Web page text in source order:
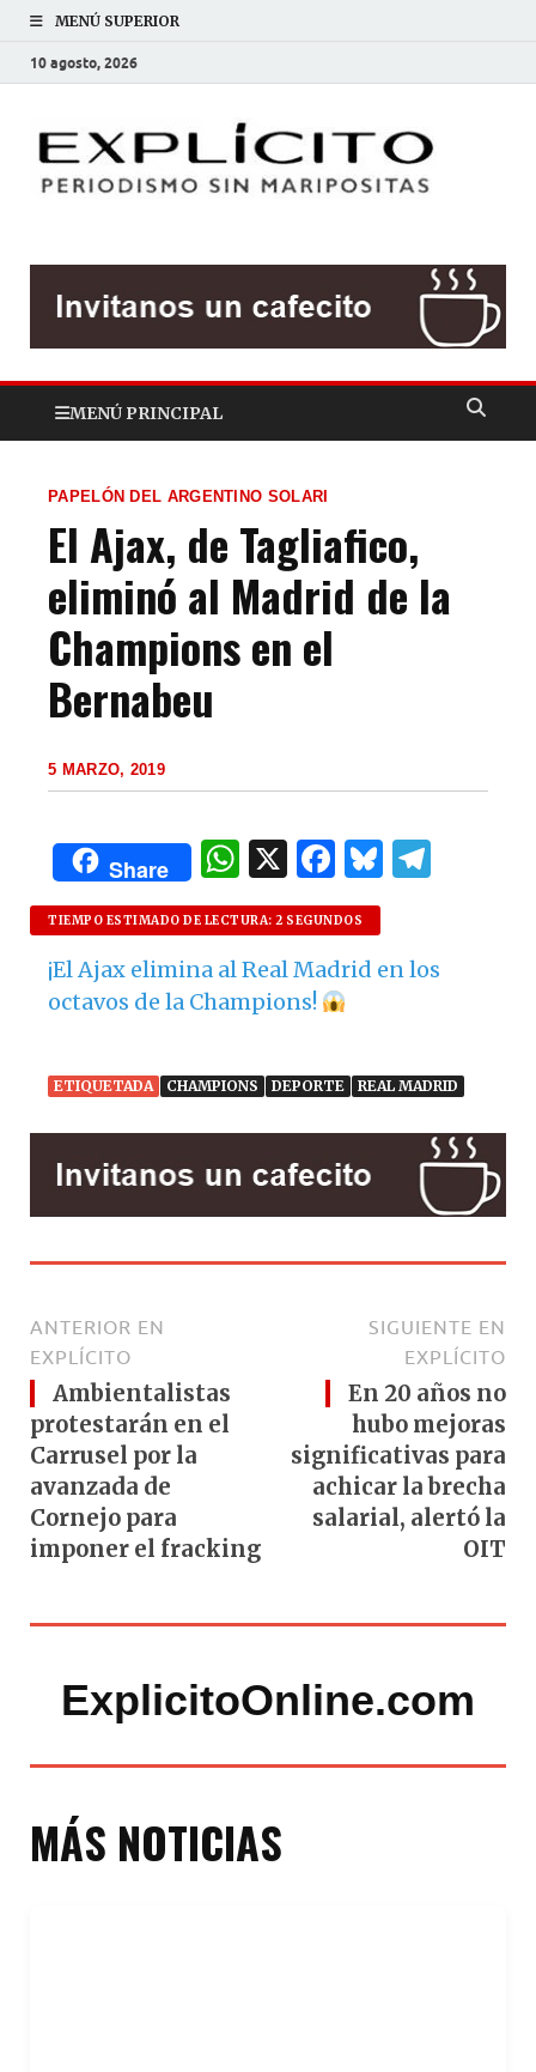
MENÚ SUPERIOR
10 agosto, 2026
MENÚ PRINCIPAL
PAPELÓN DEL ARGENTINO SOLARI
El Ajax, de Tagliafico,
eliminó al Madrid de la
Champions en el
Bernabeu
5 MARZO, 2019
Share
W
h
at
s
A
p
X F
a
c
e
b
o
k
B
k g
TIEMPO ESTIMADO DE LECTURA: 2 SEGUNDOS
¡El Ajax elimina al Real Madrid en los
octavos de la Champions!
ETIQUETADA CHAMPIONS DEPORTE REAL MADRID
ANTERIOR EN
EXPLÍCITO
Ambientalistas
protestarán en el
Carrusel por la
avanzada de
Cornejo para
imponer el fracking
SIGUIENTE EN
EXPLÍCITO
En 20 años no
hubo mejoras
significativas para
achicar la brecha
salarial, alertó la
OIT
ExplicitoOnline.com
MÁS NOTICIAS